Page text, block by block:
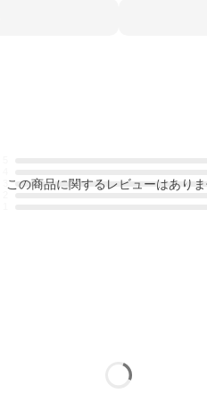
この商品に関するレビューはあり